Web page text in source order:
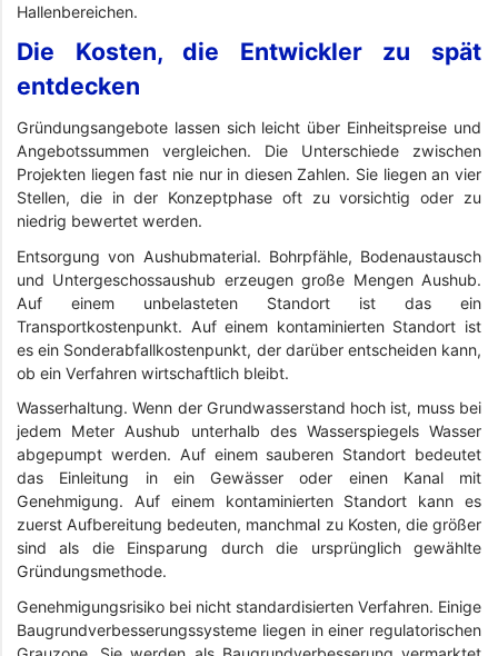
Hallenbereichen.
Die Kosten, die Entwickler zu spät
entdecken
Gründungsangebote lassen sich leicht über Einheitspreise und
Angebotssummen vergleichen. Die Unterschiede zwischen
Projekten liegen fast nie nur in diesen Zahlen. Sie liegen an vier
Stellen, die in der Konzeptphase oft zu vorsichtig oder zu
niedrig bewertet werden.
Entsorgung von Aushubmaterial. Bohrpfähle, Bodenaustausch
und Untergeschossaushub erzeugen große Mengen Aushub.
Auf einem unbelasteten Standort ist das ein
Transportkostenpunkt. Auf einem kontaminierten Standort ist
es ein Sonderabfallkostenpunkt, der darüber entscheiden kann,
ob ein Verfahren wirtschaftlich bleibt.
Wasserhaltung. Wenn der Grundwasserstand hoch ist, muss bei
jedem Meter Aushub unterhalb des Wasserspiegels Wasser
abgepumpt werden. Auf einem sauberen Standort bedeutet
das Einleitung in ein Gewässer oder einen Kanal mit
Genehmigung. Auf einem kontaminierten Standort kann es
zuerst Aufbereitung bedeuten, manchmal zu Kosten, die größer
sind als die Einsparung durch die ursprünglich gewählte
Gründungsmethode.
Genehmigungsrisiko bei nicht standardisierten Verfahren. Einige
Baugrundverbesserungssysteme liegen in einer regulatorischen